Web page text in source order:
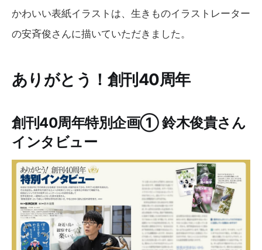
かわいい表紙イラストは、生きものイラストレーター
の安斉俊さんに描いていただきました。
ありがとう！創刊40周年
創刊40周年特別企画① 鈴木俊貴さん
インタビュー